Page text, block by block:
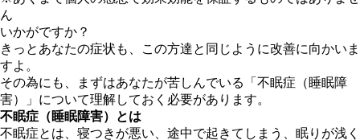
ん
いかがですか？
きっとあなたの症状も、この方達と同じように改善に向かいま
すよ。
その為にも、まずはあなたが苦しんでいる「不眠症（睡眠障
害）」について理解しておく必要があります。
不眠症（睡眠障害）とは
不眠症とは、寝つきが悪い、途中で起きてしまう、眠りが浅く